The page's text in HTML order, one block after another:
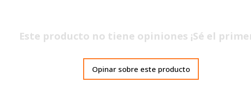
Este producto no tiene opiniones ¡Sé el
Opinar sobre este producto